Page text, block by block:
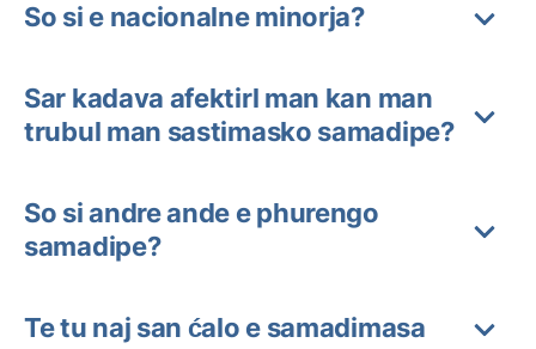
So si e nacionalne minorja?
Sar kadava afektirl man kan man
trubul man sastimasko samadipe?
So si andre ande e phurengo
samadipe?
Te tu naj san ćalo e samadimasa